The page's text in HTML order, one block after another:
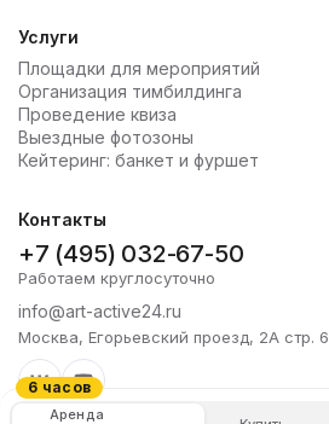
6 часов
Аренда
Услуги
Площадки для мероприятий
Организация тимбилдинга
Проведение квиза
Выездные фотозоны
Кейтеринг: банкет и фуршет
Контакты
+7 (495) 032-67-50
Работаем круглосуточно
info@art-active24.ru
Москва, Егорьевский проезд, 2А стр. 6